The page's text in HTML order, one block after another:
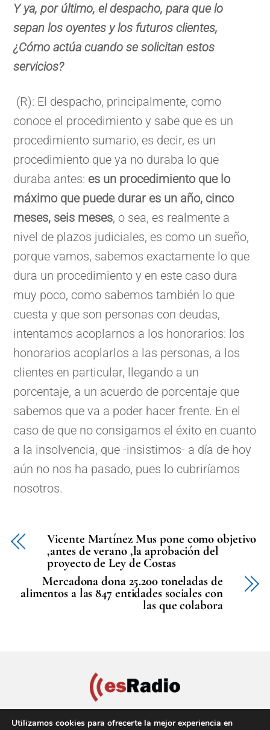
Y ya, por último, el despacho, para que lo
sepan los oyentes y los futuros clientes,
¿Cómo actúa cuando se solicitan estos
servicios?
(R): El despacho, principalmente, como
conoce el procedimiento y sabe que es un
procedimiento sumario, es decir, es un
procedimiento que ya no duraba lo que
duraba antes: es un procedimiento que lo
máximo que puede durar es un año, cinco
meses, seis meses, o sea, es realmente a
nivel de plazos judiciales, es como un sueño,
porque vamos, sabemos exactamente lo que
dura un procedimiento y en este caso dura
muy poco, como sabemos también lo que
cuesta y que son personas con deudas,
intentamos acoplarnos a los honorarios: los
honorarios acoplarlos a las personas, a los
clientes en particular, llegando a un
porcentaje, a un acuerdo de porcentaje que
sabemos que va a poder hacer frente. En el
caso de que no consigamos el éxito en cuanto
a la insolvencia, que -insistimos- a día de hoy
aún no nos ha pasado, pues lo cubriríamos
nosotros.
Vicente Martínez Mus pone como objetivo
,antes de verano ,la aprobación del
proyecto de Ley de Costas
Mercadona dona 25.200 toneladas de
alimentos a las 847 entidades sociales con
las que colabora
Utilizamos cookies para ofrecerte la mejor experiencia en